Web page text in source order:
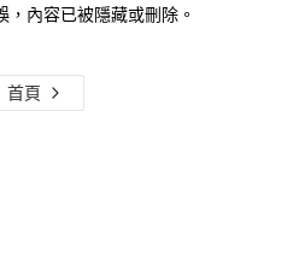
，內容已被隱藏或刪除。
首頁